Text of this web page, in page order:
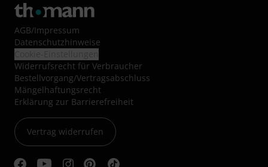
AGB/Impressum
Datenschutzhinweise
Widerrufsrecht für Verbraucher
Bestellvorgang/Vertragsabschluss
Mängelhaftungsrecht
Erklärung zur Barrierefreiheit
Vertrag widerrufen